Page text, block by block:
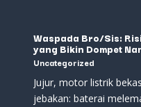
Waspada Bro/Sis:
yang Bikin Dompet
Uncategorized
Jujur, motor listrik
jebakan: baterai